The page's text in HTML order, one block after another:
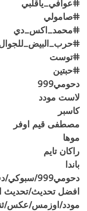
#عوافي_ياقلبي
#صامولي
#محمد_اكس_دي
#توست
#حبتين
دحومي999
لاست مودد
كاسبر
مصطفى قيم اوفر
موها
راكان تايم
باندا
دحومي999/
افضل تحديث/
مودد/اوزمس/عكس/